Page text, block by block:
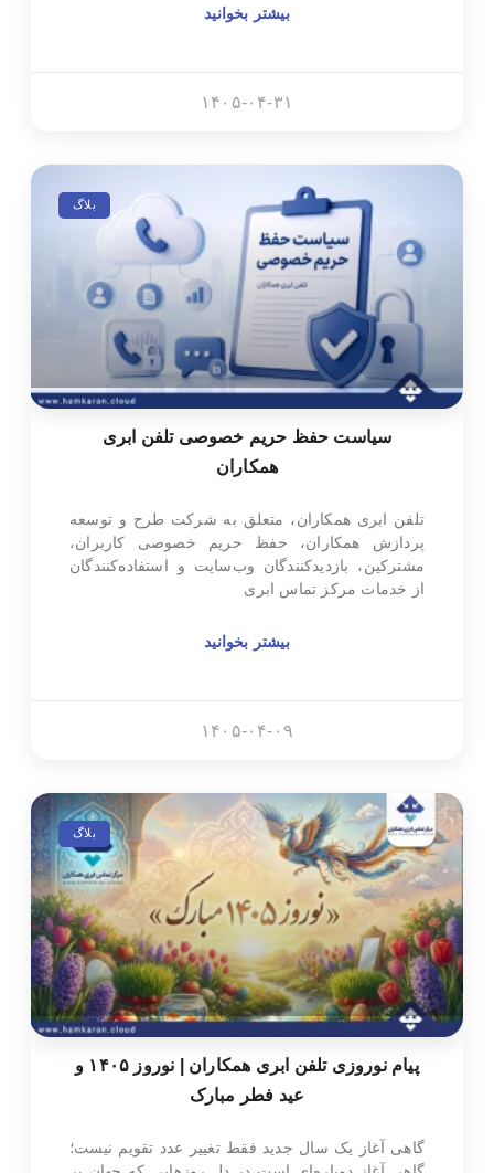
بیشتر بخوانید
۱۴۰۵-۰۴-۳۱
بلاگ
سیاست حفظ حریم خصوصی تلفن ابری
همکاران
تلفن ابری همکاران، متعلق به شرکت طرح و توسعه
پردازش همکاران، حفظ حریم خصوصی کاربران،
مشترکین، بازدیدکنندگان وب‌سایت و استفاده‌کنندگان
از خدمات مرکز تماس ابری
بیشتر بخوانید
۱۴۰۵-۰۴-۰۹
بلاگ
پیام نوروزی تلفن ابری همکاران | نوروز ۱۴۰۵ و
عید فطر مبارک
گاهی آغاز یک سال جدید فقط تغییر عدد تقویم نیست؛